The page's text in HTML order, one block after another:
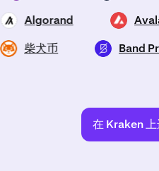
AVAX
ALGO Algorand
BAND Band
SHIB 柴犬币
在 Kraken